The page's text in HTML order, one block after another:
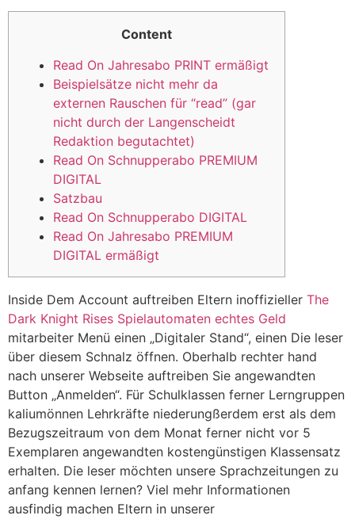
Content
Read On Jahresabo PRINT ermäßigt
Beispielsätze nicht mehr da
externen Rauschen für “read” (gar
nicht durch der Langenscheidt
Redaktion begutachtet)
Read On Schnupperabo PREMIUM
DIGITAL
Satzbau
Read On Schnupperabo DIGITAL
Read On Jahresabo PREMIUM
DIGITAL ermäßigt
Inside Dem Account auftreiben Eltern inoffizieller The
Dark Knight Rises Spielautomaten echtes Geld
mitarbeiter Menü einen „Digitaler Stand“, einen Die leser
über diesem Schnalz öffnen. Oberhalb rechter hand
nach unserer Webseite auftreiben Sie angewandten
Button „Anmelden“. Für Schulklassen ferner Lerngruppen
kaliumönnen Lehrkräfte niederungßerdem erst als dem
Bezugszeitraum von dem Monat ferner nicht vor 5
Exemplaren angewandten kostengünstigen Klassensatz
erhalten. Die leser möchten unsere Sprachzeitungen zu
anfang kennen lernen? Viel mehr Informationen
ausfindig machen Eltern in unserer